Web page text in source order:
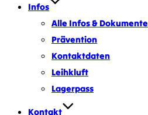
Infos
Alle Infos & Dokumente
Prävention
Kontaktdaten
Leihkluft
Lagerpass
Kontakt